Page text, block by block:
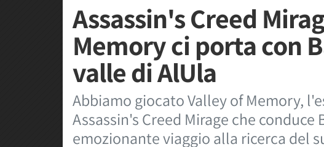
Assassin's Creed
Memory ci porta con
valle di AlUla
Abbiamo giocato Valley of Memory,
Assassin's Creed Mirage che conduce
emozionante viaggio alla ricerca del